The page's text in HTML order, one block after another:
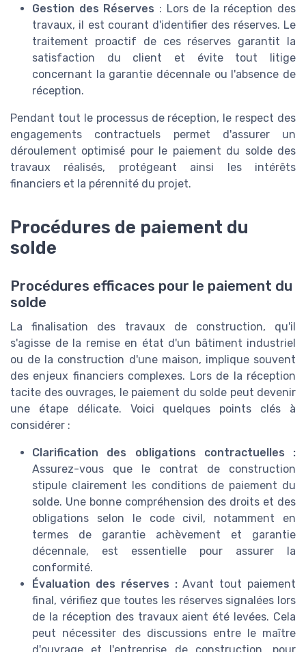
Gestion des Réserves : Lors de la réception des
travaux, il est courant d'identifier des réserves. Le
traitement proactif de ces réserves garantit la
satisfaction du client et évite tout litige
concernant la garantie décennale ou l'absence de
réception.
Pendant tout le processus de réception, le respect des
engagements contractuels permet d'assurer un
déroulement optimisé pour le paiement du solde des
travaux réalisés, protégeant ainsi les intérêts
financiers et la pérennité du projet.
Procédures de paiement du
solde
Procédures efficaces pour le paiement du
solde
La finalisation des travaux de construction, qu'il
s'agisse de la remise en état d'un bâtiment industriel
ou de la construction d'une maison, implique souvent
des enjeux financiers complexes. Lors de la réception
tacite des ouvrages, le paiement du solde peut devenir
une étape délicate. Voici quelques points clés à
considérer :
Clarification des obligations contractuelles :
Assurez-vous que le contrat de construction
stipule clairement les conditions de paiement du
solde. Une bonne compréhension des droits et des
obligations selon le code civil, notamment en
termes de garantie achèvement et garantie
décennale, est essentielle pour assurer la
conformité.
Évaluation des réserves :Avant tout paiement
final, vérifiez que toutes les réserves signalées lors
de la réception des travaux aient été levées. Cela
peut nécessiter des discussions entre le maître